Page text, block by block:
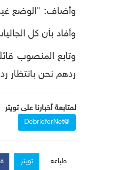
وأضاف: "الوضع
وأفاد بأن كل
وتابع المنصوب
ردهم نحن بانتظار
لمتابعة أخبارنا على تويتر
@DebrieferNet
طباعة تويتر